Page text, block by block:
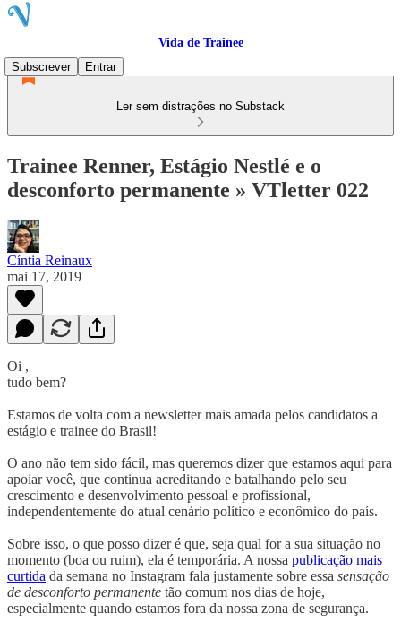
Vida de Trainee
Subscrever
Entrar
Ler sem distrações no Substack
Trainee Renner, Estágio Nestlé e o
desconforto permanente » VTletter 022
Cíntia Reinaux
mai 17, 2019
Oi ,
tudo bem?
Estamos de volta com a newsletter mais amada pelos candidatos a
estágio e trainee do Brasil!
O ano não tem sido fácil, mas queremos dizer que estamos aqui para
apoiar você, que continua acreditando e batalhando pelo seu
crescimento e desenvolvimento pessoal e profissional,
independentemente do atual cenário político e econômico do país.
Sobre isso, o que posso dizer é que, seja qual for a sua situação no
momento (boa ou ruim), ela é temporária. A nossa publicação mais
curtida da semana no Instagram fala justamente sobre essa sensação
de desconforto permanente tão comum nos dias de hoje,
especialmente quando estamos fora da nossa zona de segurança.